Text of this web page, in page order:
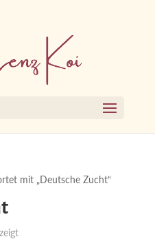
mit „Deutsche Zucht“